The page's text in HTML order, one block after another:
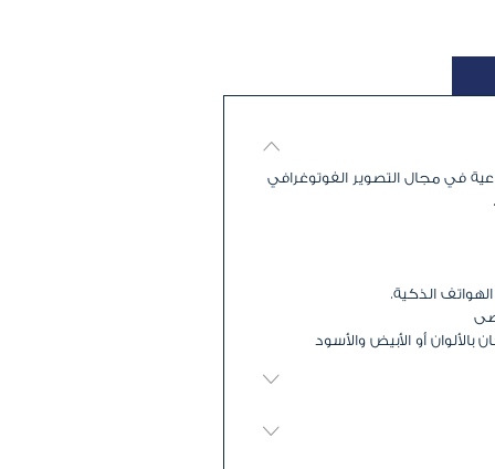
في مجال التصوير الفوتوغرافي
الذكية.
أو الأبيض والأسود